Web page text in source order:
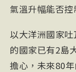
氣溫升幅能否控
以大洋洲國家吐
的國家已有2島
擔心，未來80